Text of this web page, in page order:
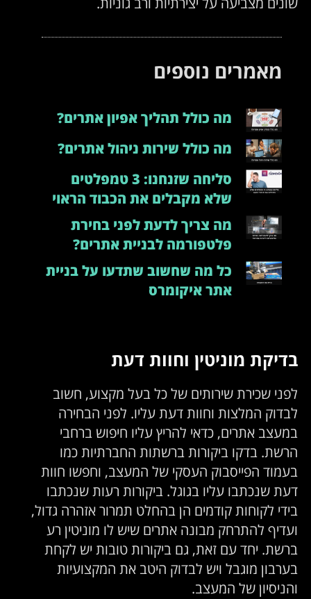
מאמרים נוספים
מה כולל תהליך אפיון אתרים?
מה כולל שירות ניהול אתרים?
סליחה שזנחנו: 3 טמפלטים
שלא מקבלים את הכבוד הראוי
מה צריך לדעת לפני בחירת
פלטפורמה לבניית אתרים?
כל מה שחשוב שתדעו על בניית
אתר איקומרס
בדיקת מוניטין וחוות דעת
לפני שכירת שירותים של כל בעל מקצוע, חשוב
לבדוק המלצות וחוות דעת עליו. לפני הבחירה
במעצב אתרים, כדאי להריץ עליו חיפוש ברחבי
הרשת. בדקו ביקורות ברשתות החברתיות כמו
בעמוד הפייסבוק העסקי של המעצב, וחפשו חוות
דעת שנכתבו עליו בגוגל. ביקורות רעות שנכתבו
בידי לקוחות קודמים הן בהחלט תמרור אזהרה גדול,
ועדיף להתרחק מבונה אתרים שיש לו מוניטין רע
ברשת. יחד עם זאת, גם ביקורות טובות יש לקחת
בערבון מוגבל ויש לבדוק היטב את המקצועיות
והניסיון של המעצב.